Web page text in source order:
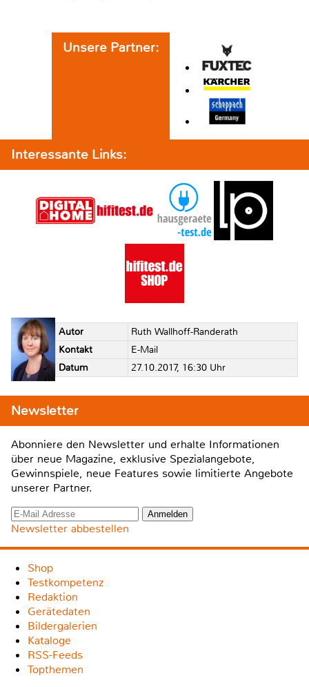
Unsere Partner:
Interessante Links:
Autor
Ruth Wallhoff-Randerath
Kontakt
E-Mail
Datum
27.10.2017, 16:30 Uhr
Newsletter
Abonniere den Newsletter und erhalte Informationen
über neue Magazine, exklusive Spezialangebote,
Gewinnspiele, neue Features sowie limitierte Angebote
unserer Partner.
Newsletter abbestellen
Shop
Testkompetenz
Redaktion
Gerätedaten
Bildergalerien
Kataloge
RSS-Feeds
Topthemen